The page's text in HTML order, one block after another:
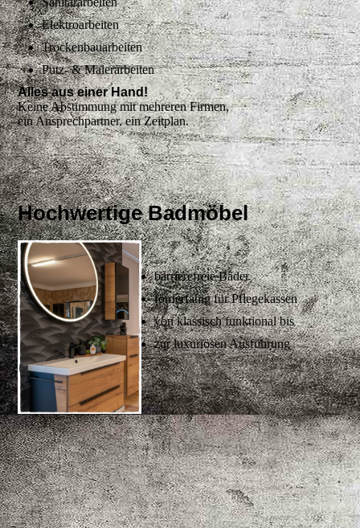
Elektroarbeiten
Trockenbauarbeiten
Putz- & Malerarbeiten
Alles aus einer Hand!
Keine Abstimmung mit mehreren Firmen,
ein Ansprechpartner, ein Zeitplan.
Hochwertige Badmöbel
barrierefreie Bäder
förderfähig für Pflegekassen
von klassisch funktional bis
zur luxuriösen Ausführung